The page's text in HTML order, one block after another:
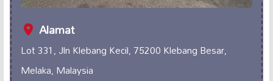
Alamat
Lot 331, Jln Klebang Kecil, 75200 Klebang Besar,
Melaka, Malaysia